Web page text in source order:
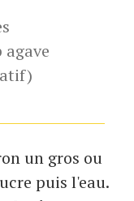
agave
un gros ou
puis l'eau.